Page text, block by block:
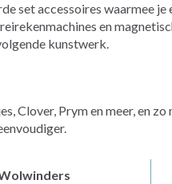
set accessoires waarmee
en
kunstwerk.
Clover, Prym en meer, en zo